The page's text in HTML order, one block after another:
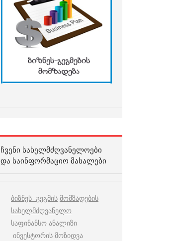
ᲩᲕᲔᲜᲘ ᲡᲐᲮᲔᲚᲛᲫᲦᲕᲐᲜᲔᲚᲝᲔᲑᲘ
ᲓᲐ ᲡᲐᲘᲜᲤᲝᲠᲛᲐᲪᲘᲝ ᲛᲐᲡᲐᲚᲔᲑᲘ
ბიზნეს–გეგმის მომზადების
სახელმძღვანელო
საფინანსო ანალიზი
ინვესტორის მოზიდვა